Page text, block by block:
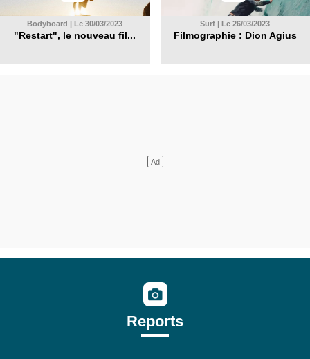
Bodyboard | Le 30/03/2023
"Restart", le nouveau fil...
Surf | Le 26/03/2023
Filmographie : Dion Agius
Reports